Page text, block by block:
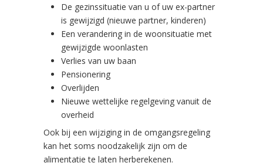
De gezinssituatie van u of uw ex-partner
is gewijzigd (nieuwe partner, kinderen)
Een verandering in de woonsituatie met
gewijzigde woonlasten
Verlies van uw baan
Pensionering
Overlijden
Nieuwe wettelijke regelgeving vanuit de
overheid
Ook bij een wijziging in de omgangsregeling
kan het soms noodzakelijk zijn om de
alimentatie te laten herberekenen.